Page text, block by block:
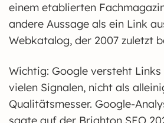
einem etablierten
andere Aussage als ein Link
Webkatalog, der 2007 zuletzt
Wichtig: Google versteht Links
vielen Signalen, nicht als
Qualitätsmesser. Google-